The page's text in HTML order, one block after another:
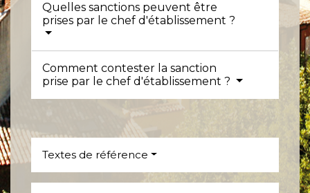
Quelles sanctions peuvent être
prises par le chef d'établissement ?
Comment contester la sanction
prise par le chef d'établissement ?
Textes de référence